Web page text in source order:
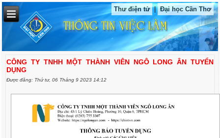
Thư điện tử | Đại học Cần Thơ
CÔNG TY TNHH MỘT THÀNH VIÊN NGÔ LONG ÂN TUYỂN
DỤNG
Được đăng: Thứ tư, 06 Tháng 9 2023 14:12